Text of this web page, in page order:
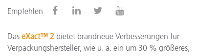
Empfehlen
Das eXact™ 2 bietet brandneue Verbesserungen für
Verpackungshersteller, wie u. a. ein um 30 % größeres,